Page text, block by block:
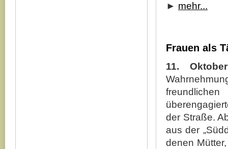
► mehr...
Frauen als
11.
der Straße.
aus der
denen